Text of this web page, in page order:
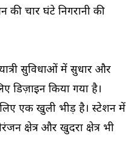
की चार घंटे निगरानी की
सुविधाओं में सुधार और
डिज़ाइन किया गया है।
लिए एक खुली भीड़ है। स्टेशन में
क्षेत्र और खुदरा क्षेत्र भी